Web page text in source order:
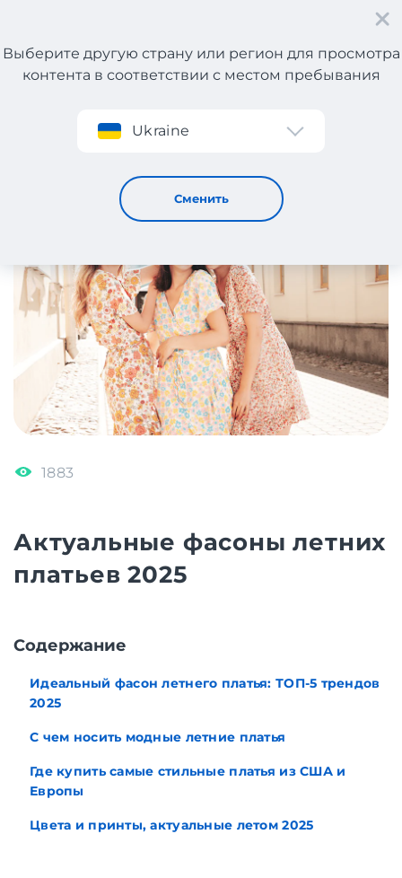
Регистрация
Выберите другую страну или регион для просмотра
контента в соответствии с местом пребывания
Ukraine
Сменить
Актуальные фасоны летних платьев 2025
1883
Актуальные фасоны летних
платьев 2025
Cодержание
Идеальный фасон летнего платья: ТОП-5 трендов
2025
С чем носить модные летние платья
Где купить самые стильные платья из США и
Европы
Цвета и принты, актуальные летом 2025